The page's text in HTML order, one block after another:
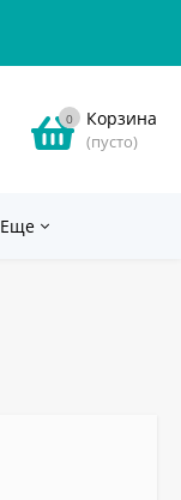
0 Корзина
(пусто)
Еще